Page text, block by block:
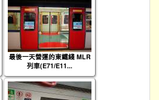
最後一天營運的東鐵綫 MLR
列車(E71/E11...